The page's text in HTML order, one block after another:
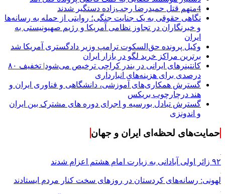
4متهم قتل حمیدرضا رجب‌زاده دستگیر شدند
نگاهی حقوقی به یک جنایت جنگی؛ روایتی از حمله به رسانه‌ها
و خبرنگاران در تجاوز نظامی آمریکا و رژیم صهیونیستی به
ایران
وکیل پرونده حق‌السکوت ترامپ وزیر دادگستری آمریکا شد
برترین مراکز خرید لگو در بازار ایران
کانتینرهای ایرانی در بندر کراچی ترخیص می‌شود| تخفیف ۸۰
درصدی برای هزینه‌های انبارداری
گسترش همکاری‌های آموزشی، دانشگاهی و فناوری ایران و
هند درچارچوب بریکس
گسترش تبادل بورسیه و اجرای دوره های مشترک بین ایران
و اندونزی
حمایت‌های لحظه‌ای ایران و جهان
۹۲ زائر اولی آبادانی به زیارت امام هشتم اعزام شدند
لهونی: رسانه‌های کردستان در روزهای سخت کنار مردم ایستادند